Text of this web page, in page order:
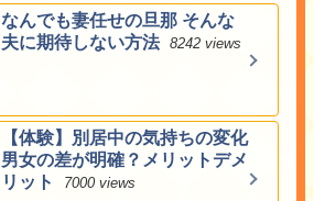
なんでも妻任せの旦那 そんな
夫に期待しない方法 8242 views
【体験】別居中の気持ちの変化
男女の差が明確？メリットデメ
リット
7000 views